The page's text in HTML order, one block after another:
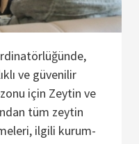
ve güvenilir
için Zeytin ve
tüm zeytin
ilgili kurum-